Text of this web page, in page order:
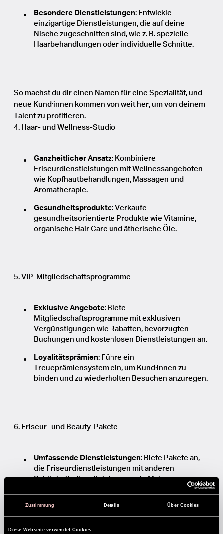
Zustimmung Details Über Cookies
Diese Webseite verwendet Cookies
Besondere Dienstleistungen: Entwickle
einzigartige Dienstleistungen, die auf deine
Nische zugeschnitten sind, wie z. B. spezielle
Haarbehandlungen oder individuelle Schnitte.
So machst du dir einen Namen für eine Spezialität, und
neue Kund·innen kommen von weit her, um von deinem
Talent zu profitieren.
4. Haar- und Wellness-Studio
Ganzheitlicher Ansatz: Kombiniere
Friseurdienstleistungen mit Wellnessangeboten
wie Kopfhautbehandlungen, Massagen und
Aromatherapie.
Gesundheitsprodukte: Verkaufe
gesundheitsorientierte Produkte wie Vitamine,
organische Hair Care und ätherische Öle.
5. VIP-Mitgliedschaftsprogramme
Exklusive Angebote: Biete
Mitgliedschaftsprogramme mit exklusiven
Vergünstigungen wie Rabatten, bevorzugten
Buchungen und kostenlosen Dienstleistungen an.
Loyalitätsprämien: Führe ein
Treueprämiensystem ein, um Kund·innen zu
binden und zu wiederholten Besuchen anzuregen.
6. Friseur- und Beauty-Pakete
Umfassende Dienstleistungen: Biete Pakete an,
die Friseurdienstleistungen mit anderen
Schönheitsdienstleistungen wie Make-up,
Braut- und Eventpakete: Erstelle spezielle Pakete
für Bräute und Eventbesucher·innen,